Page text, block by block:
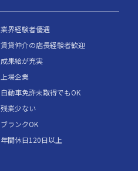
業界経験者優遇
賃貸仲介の店長経験者歓迎
成果給が充実
上場企業
自動車免許未取得でもOK
残業少ない
ブランクOK
年間休日120日以上